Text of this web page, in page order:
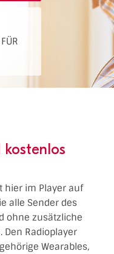
kostenlos
hier im Player auf
alle Sender des
ohne zusätzliche
Den Radioplayer
Wearables,